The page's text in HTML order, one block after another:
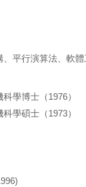
平行演算法、軟
學博士（1976）
學碩士（1973）